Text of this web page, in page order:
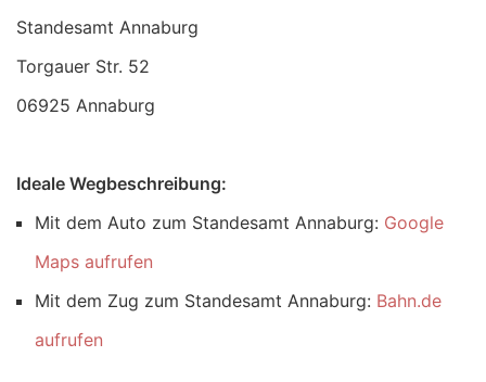
Standesamt Annaburg
06925 Annaburg
Ideale Wegbeschreibung:
Mit dem Auto zum Standesamt Annaburg: Google
Maps aufrufen
Mit dem Zug zum Standesamt Annaburg: Bahn.de
aufrufen